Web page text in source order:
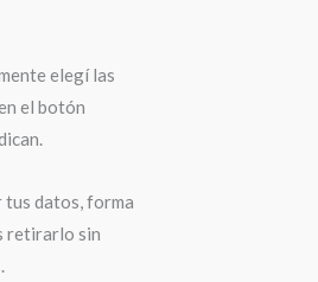
elegí las
el botón
tus datos, forma
retirarlo sin